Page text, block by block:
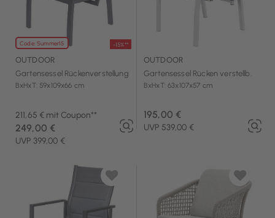
Code: Summer15 -15%**
OUTDOOR
Gartensessel Rückenverstellung
BxHxT: 59x109x66 cm
211,65 € mit Coupon**
UVP 399,00 €
249,00 €
OUTDOOR
Gartensessel Rücken verstellb.
BxHxT: 63x107x57 cm
195,00 €
UVP 539,00 €